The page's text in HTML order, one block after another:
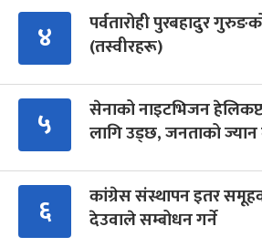
४
पर्वतारोही पुरबहादुर
(तस्वीरहरू)
५
सेनाको नाइटभिजन
लागि उड्छ, जनताको
६
कांग्रेस संस्थापन इतर
देउवाले सम्बोधन गर्ने